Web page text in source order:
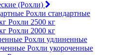
(Рохли)
Рохли стандартные
Рохли 2500 кг
Рохли 2000 кг
Рохли удлиненные
Рохли укороченные